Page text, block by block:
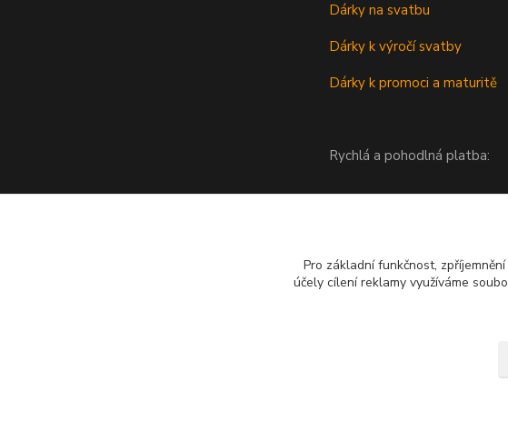
Dárky na svatbu
Dárky k výročí svatby
Dárky k promoci a maturitě
Rychlá a pohodlná platba:
Pro základní funkčnost,
účely cílení reklamy využíváme